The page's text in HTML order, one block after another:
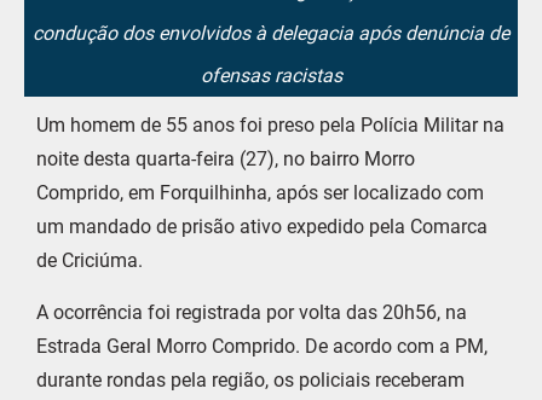
condução dos envolvidos à delegacia após denúncia de
ofensas racistas
Um homem de 55 anos foi preso pela Polícia Militar na
noite desta quarta-feira (27), no bairro Morro
Comprido, em Forquilhinha, após ser localizado com
um mandado de prisão ativo expedido pela Comarca
de Criciúma.
A ocorrência foi registrada por volta das 20h56, na
Estrada Geral Morro Comprido. De acordo com a PM,
durante rondas pela região, os policiais receberam